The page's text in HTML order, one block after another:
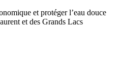
et protéger l’eau douce
et des Grands Lacs